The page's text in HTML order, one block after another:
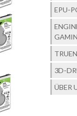
EPU-
3D-
ÜBER